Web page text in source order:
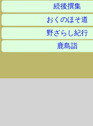
続後撰集
おくのほそ道
野ざらし紀行
鹿島詣